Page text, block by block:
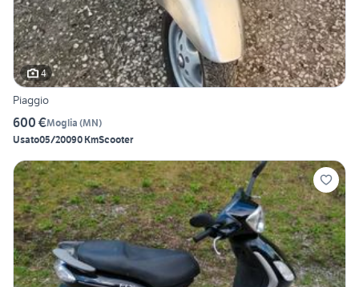
4
Piaggio
600 €Moglia (MN)
Usato05/20090 KmScooter